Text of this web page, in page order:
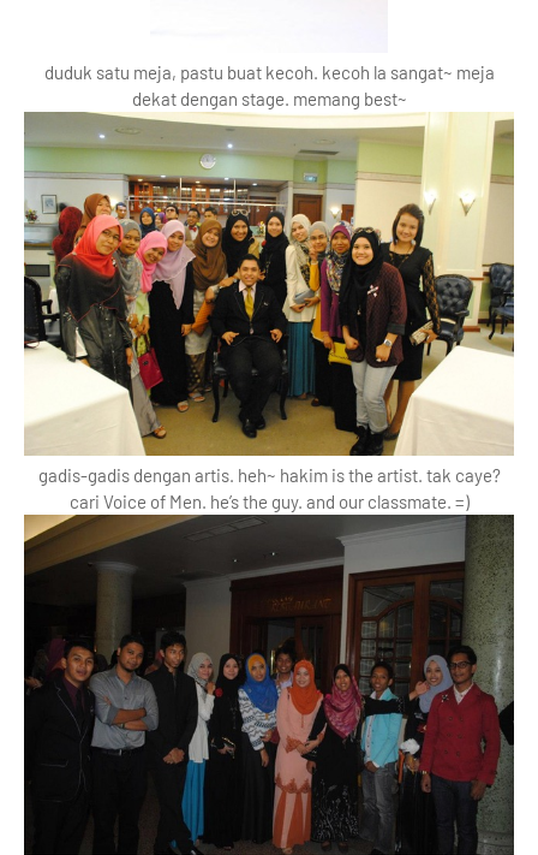
duduk satu meja, pastu buat kecoh. kecoh la sangat~ meja
dekat dengan stage. memang best~
gadis-gadis dengan artis. heh~ hakim is the artist. tak caye?
cari Voice of Men. he’s the guy. and our classmate. =)